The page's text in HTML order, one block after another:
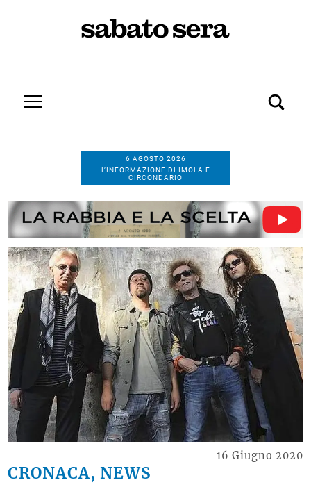
6 AGOSTO 2026
L’INFORMAZIONE DI IMOLA E
CIRCONDARIO
CRONACA, NEWS
16 Giugno 2020